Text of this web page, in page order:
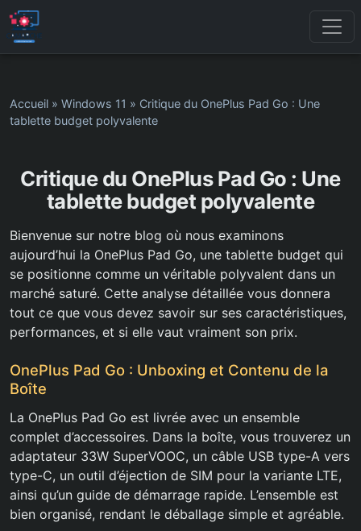
Accueil » Windows 11 » Critique du OnePlus Pad Go : Une
tablette budget polyvalente
Critique du OnePlus Pad Go : Une
tablette budget polyvalente
Bienvenue sur notre blog où nous examinons
aujourd’hui la OnePlus Pad Go, une tablette budget qui
se positionne comme un véritable polyvalent dans un
marché saturé. Cette analyse détaillée vous donnera
tout ce que vous devez savoir sur ses caractéristiques,
performances, et si elle vaut vraiment son prix.
OnePlus Pad Go : Unboxing et Contenu de la
Boîte
La OnePlus Pad Go est livrée avec un ensemble
complet d’accessoires. Dans la boîte, vous trouverez un
adaptateur 33W SuperVOOC, un câble USB type-A vers
type-C, un outil d’éjection de SIM pour la variante LTE,
ainsi qu’un guide de démarrage rapide. L’ensemble est
bien organisé, rendant le déballage simple et agréable.